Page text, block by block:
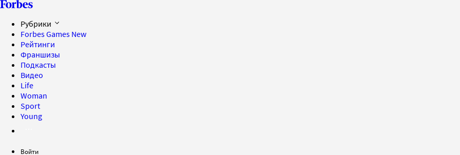
Рубрики
Forbes Games New
Рейтинги
Франшизы
Подкасты
Видео
Life
Woman
Sport
Young
Войти